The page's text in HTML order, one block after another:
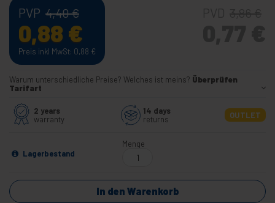
PVP 4,40€
0,88 €
Preis inkl MwSt: 0,88 €
Warum unterschiedliche Preise? Welches ist meins? Überprüfen
Tarifart
2 years
warranty
14 days
returns
OUTLET
Lagerbestand
Menge
In den Warenkorb